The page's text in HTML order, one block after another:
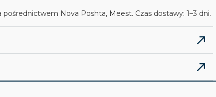
pośrednictwem Nova Poshta, Meest. Czas dostawy: 1–3 dni.